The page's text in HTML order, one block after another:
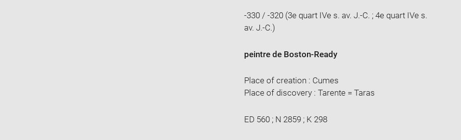
-330 / -320 (3e quart IVe s. av. J.-C. ; 4e quart IVe s.
av. J.-C.)
peintre de Boston-Ready
Place of creation : Cumes
Place of discovery : Tarente = Taras
ED 560 ; N 2859 ; K 298